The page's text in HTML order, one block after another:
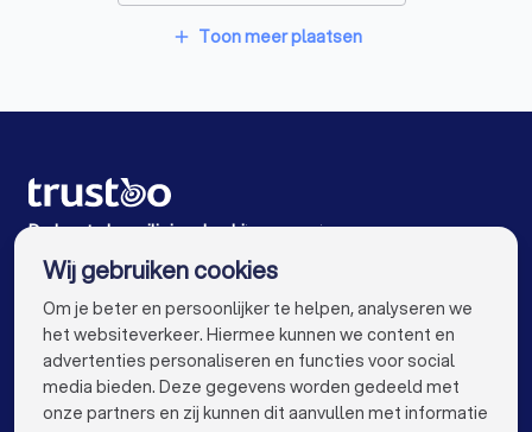
Beveiligingsbedrijven in Rijen
Beveiligingsbedrijven in Ulvenhout
Beveiligingsbedrijven in Dordrecht
Beveiligingsbedrijven in Amsterdam
Beveiligingsbedrijven in Rotterdam
Beveiligingsbedrijven in Den Haag
Beveiligingsbedrijven in Utrecht
add Toon meer plaatsen
De beste beveiligingsbedrijven voor jou
VOOR PARTICULIEREN keyboard_arrow_down
Wij gebruiken cookies
Om je beter en persoonlijker te helpen, analyseren we
het websiteverkeer. Hiermee kunnen we content en
advertenties personaliseren en functies voor social
media bieden. Deze gegevens worden gedeeld met
onze partners en zij kunnen dit aanvullen met informatie